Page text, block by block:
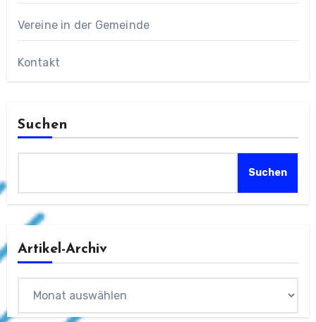
Vereine in der Gemeinde
Kontakt
Suchen
Suchen
Artikel-Archiv